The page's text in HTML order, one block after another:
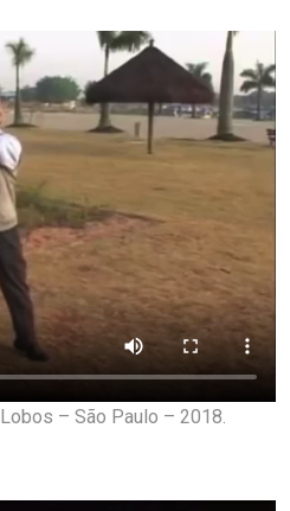
– São Paulo – 2018.